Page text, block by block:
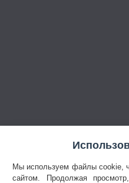
Мы используем файлы cookie,
сайтом. Продолжая